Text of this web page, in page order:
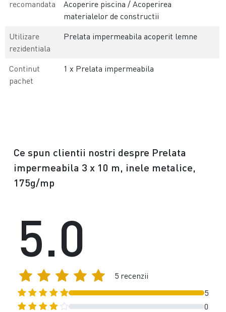
recomandata
Acoperire piscina / Acoperirea
materialelor de constructii
Utilizare
rezidentiala
Prelata impermeabila acoperit lemne
Continut
pachet
1 x Prelata impermeabila
Ce spun clientii nostri despre Prelata
impermeabila 3 x 10 m, inele metalice,
175g/mp
5
0
5.0
5 recenzii